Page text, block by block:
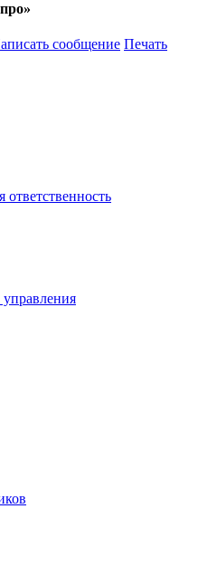
сообщение Печать
ответственность